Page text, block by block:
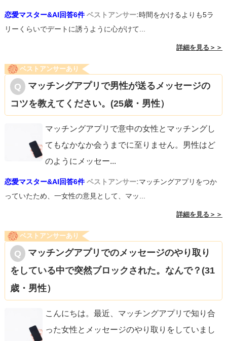
恋愛マスター&AI回答6件 ベストアンサー:時間をかけるよりも5ラ
リーくらいでデートに誘うように心がけて...
詳細を見る＞＞
ベストアンサーあり
マッチングアプリで男性が送るメッセージの
コツを教えてください。(25歳・男性）
マッチングアプリで意中の女性とマッチングし
てもなかなか会うまでに至りません。男性はど
のようにメッセー...
恋愛マスター&AI回答6件 ベストアンサー:マッチングアプリをつか
っていたため、一女性の意見として、マッ...
詳細を見る＞＞
ベストアンサーあり
マッチングアプリでのメッセージのやり取り
をしている中で突然ブロックされた。なんで？(31
歳・男性）
こんにちは。最近、マッチングアプリで知り合
った女性とメッセージのやり取りをしていまし